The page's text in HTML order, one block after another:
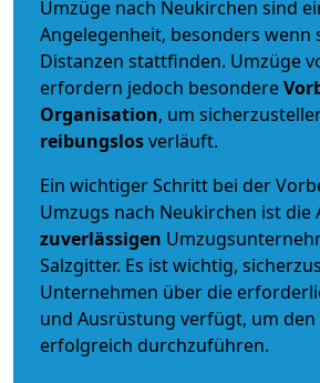
Umzüge nach Neukirchen sind
Angelegenheit, besonders wenn
Distanzen stattfinden. Umzüge
erfordern jedoch besondere
Organisation, um
reibungslosverläuft.
Ein wichtiger Schritt bei der
Umzugs nach Neukirchen ist die
zuverlässigen
Salzgitter. Es ist wichtig,
Unternehmen über die
und Ausrüstung verfügt, um den
erfolgreich durchzuführen.